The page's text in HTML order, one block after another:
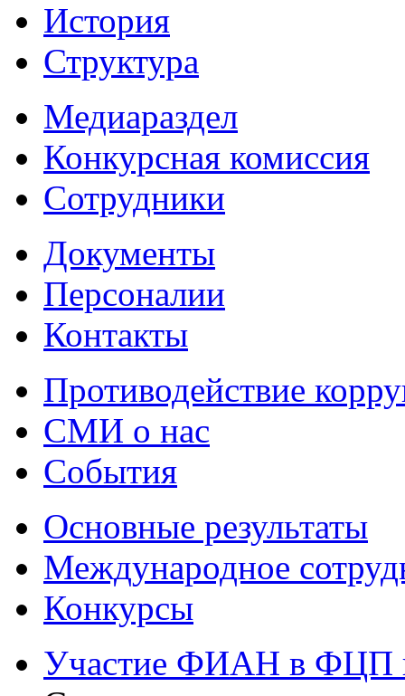
История
Структура
Медиараздел
Конкурсная комиссия
Сотрудники
Документы
Персоналии
Контакты
Противодействие
СМИ о нас
События
Основные результаты
Международное
Конкурсы
Участие ФИАН в ФЦП